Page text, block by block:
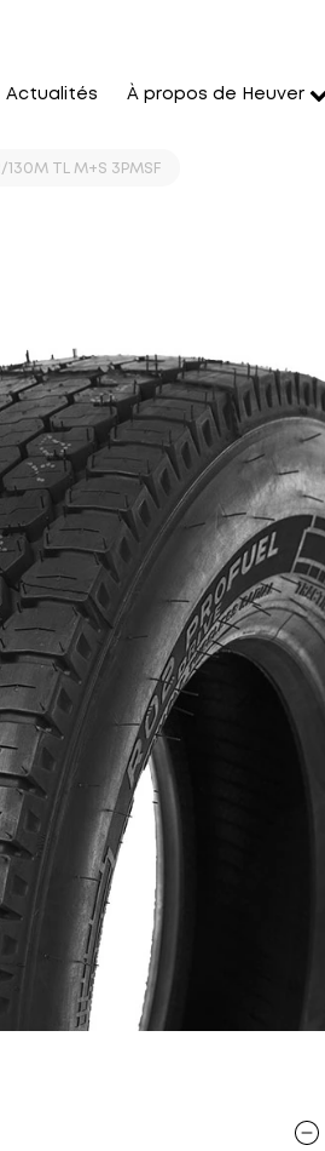
Actualités À propos de Heuver
130M TL M+S 3PMSF